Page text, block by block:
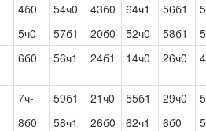
4б0 54ч0 43б0 64ч1 56б1
5ч0 57б1 20б0 52ч0 58б1
6б0 56ч1 24б1 14ч0 26ч0
7ч- 59б1 21ч0 55б1 29ч0
8б0 58ч1 26б0 62ч1 6б0